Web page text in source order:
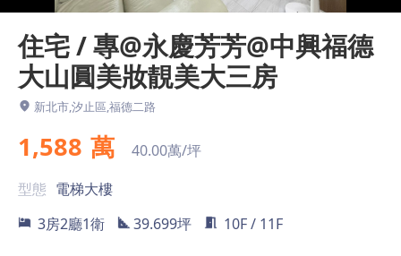
住宅 / 專@永慶芳芳@中興福德
大山圓美妝靚美大三房
新北市,汐止區,福德二路
1,588 萬
40.00萬/坪
型態 電梯大樓
3房2廳1衛
39.699坪 10F / 11F